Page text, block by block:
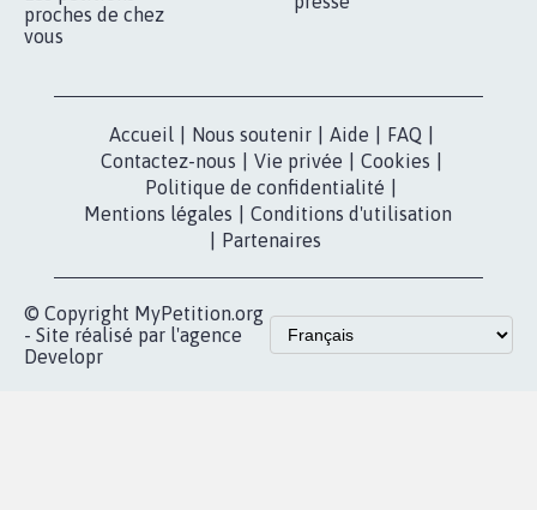
RÉUSSIR VOTRE
Mobilisation
Accompagnement
NOTRE
COMMUNAUTÉ
Facebook
TikTok
X
Instagram
ESPACE PRESSE
Qui sommes-
nous?
Nos pétitions
presse
MyPetition